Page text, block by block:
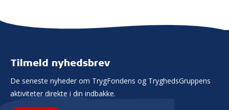
Tilmeld nyhedsbrev
De seneste nyheder om TrygFondens og TryghedsGruppens
aktiviteter direkte i din indbakke.